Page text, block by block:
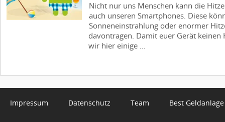
Nicht nur uns Menschen kann die
auch unseren Smartphones. Diese
Sonneneinstrahlung oder enormer
davontragen. Damit euer Gerät keinen
wir hier einige ...
Impressum Datenschutz Team Best Geldanlage